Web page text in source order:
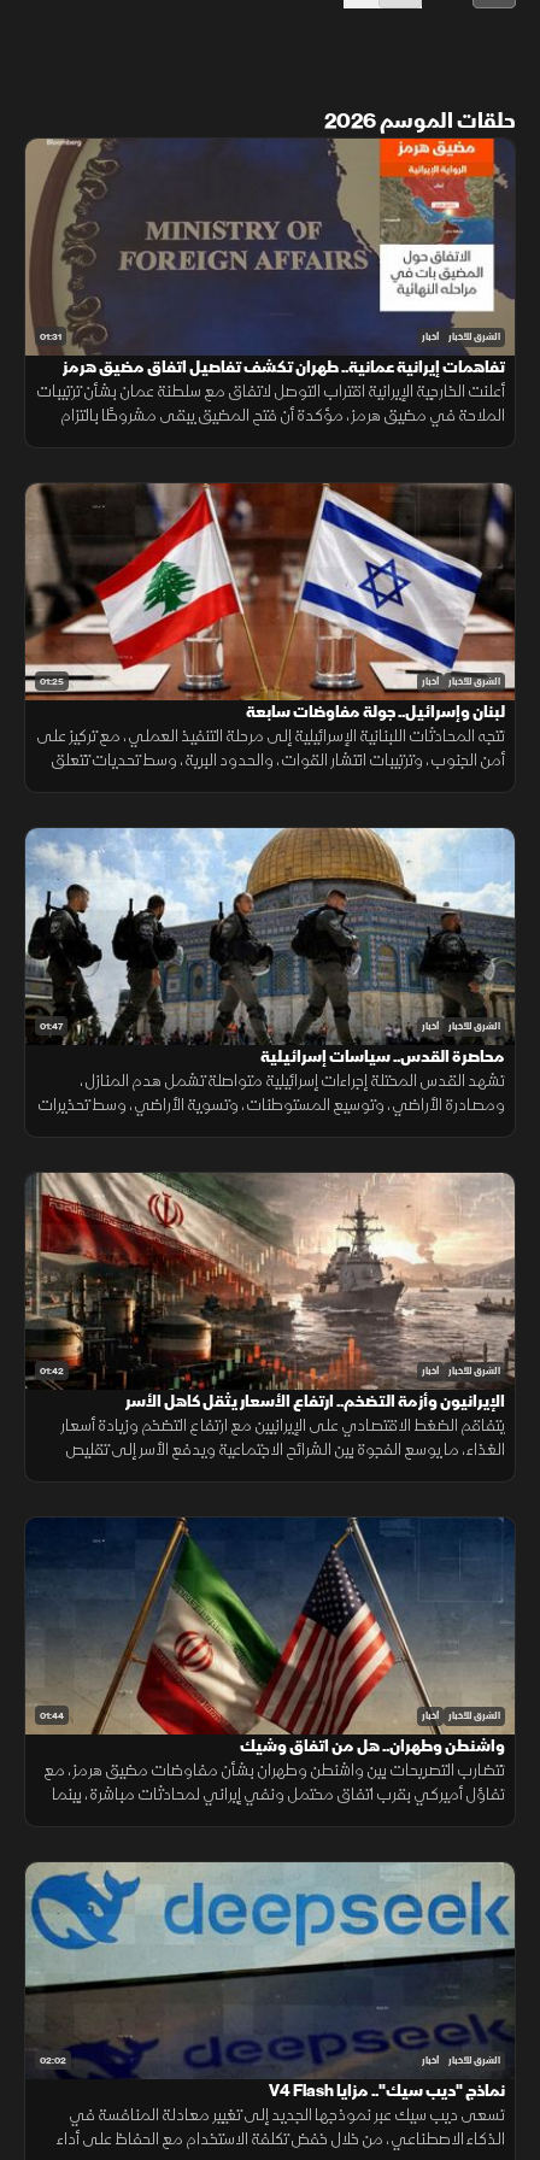
حلقات الموسم 2026
01:31 الشرق للأخبار أخبار
تفاهمات إيرانية عمانية.. طهران تكشف تفاصيل اتفاق مضيق هرمز
أعلنت الخارجية الإيرانية اقتراب التوصل لاتفاق مع سلطنة عمان بشأن ترتيبات
الملاحة في مضيق هرمز، مؤكدة أن فتح المضيق يبقى مشروطًا بالتزام
01:25 الشرق للأخبار أخبار
لبنان وإسرائيل.. جولة مفاوضات سابعة
تتجه المحادثات اللبنانية الإسرائيلية إلى مرحلة التنفيذ العملي، مع تركيز على
أمن الجنوب، وترتيبات انتشار القوات، والحدود البرية، وسط تحديات تتعلق
01:47 الشرق للأخبار أخبار
محاصرة القدس.. سياسات إسرائيلية
تشهد القدس المحتلة إجراءات إسرائيلية متواصلة تشمل هدم المنازل،
ومصادرة الأراضي، وتوسيع المستوطنات، وتسوية الأراضي، وسط تحذيرات
01:42 الشرق للأخبار أخبار
الإيرانيون وأزمة التضخم.. ارتفاع الأسعار يثقل كاهل الأسر
يتفاقم الضغط الاقتصادي على الإيرانيين مع ارتفاع التضخم وزيادة أسعار
الغذاء، ما يوسع الفجوة بين الشرائح الاجتماعية ويدفع الأسر إلى تقليص
01:44 الشرق للأخبار أخبار
واشنطن وطهران.. هل من اتفاق وشيك
تتضارب التصريحات بين واشنطن وطهران بشأن مفاوضات مضيق هرمز، مع
تفاؤل أميركي بقرب اتفاق محتمل ونفي إيراني لمحادثات مباشرة، بينما
02:02 الشرق للأخبار أخبار
نماذج "ديب سيك".. مزايا V4 Flash
تسعى ديب سيك عبر نموذجها الجديد إلى تغيير معادلة المنافسة في
الذكاء الاصطناعي، من خلال خفض تكلفة الاستخدام مع الحفاظ على أداء